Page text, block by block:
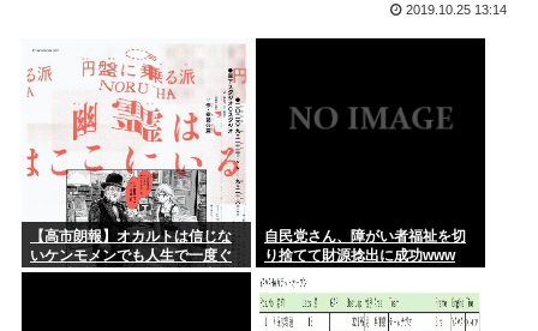
【高知県】違法にとれたクロマグロを「配っている」と通報⋯
採捕停止...
なぜ、「日常系アニメ」は廃れたのか？
【ジャップ】女優の広瀬すず「私、麺と納豆が全然許せない。
私、麺と...
100歩譲って「下着姿」ならまだわかるけど、「スカートを下
から盗...
(´・ω・`)ほいほい村のお盆だほい
子供「ママー、誕生日までに隠し部屋作って」母親「わかっ
2019.10.25 13:14
【高市朗報】オカルトは信じな
いケンモメンでも人生で一度ぐ
らい"超自然的な体験"した事あ
自民党さん、障がい者福祉を切
り捨てて財源捻出に成功www